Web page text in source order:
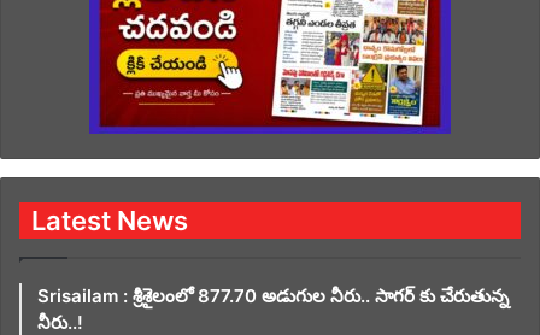
Latest News
Srisailam : శ్రీశైలంలో 877.70 అడుగుల నీరు.. సాగర్ కు చేరుతున్న
నీరు..!